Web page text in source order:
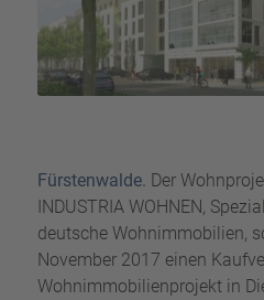
Fürstenwalde. Der
INDUSTRIA WOHNEN,
deutsche Wohnimmobilien,
November 2017 einen
Wohnimmobilienprojekt in